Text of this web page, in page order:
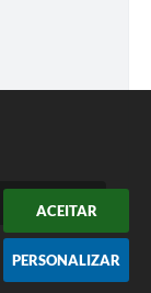
ACEITAR
PERSONALIZAR
Baixar